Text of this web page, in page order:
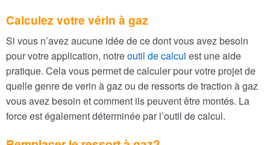
Calculez votre vérin à gaz
Si vous n’avez aucune idée de ce dont vous avez besoin
pour votre application, notreoutil de calcul est une aide
pratique. Cela vous permet de calculer pour votre projet de
quelle genre de verin à gaz ou de ressorts de traction à gaz
vous avez besoin et comment ils peuvent être montés. La
force est également déterminée par l’outil de calcul.